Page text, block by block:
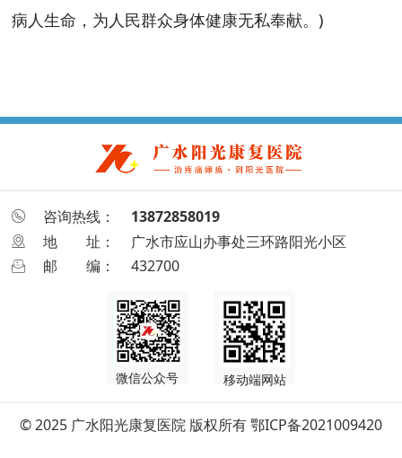
病人生命，为人民群众身体健康无私奉献。)
咨询热线：
13872858019
地
址：
广水市应山办事处三环路阳光小区
邮
编： 432700
微信公众号 移动端网站
© 2025 广水阳光康复医院 版权所有鄂ICP备2021009420